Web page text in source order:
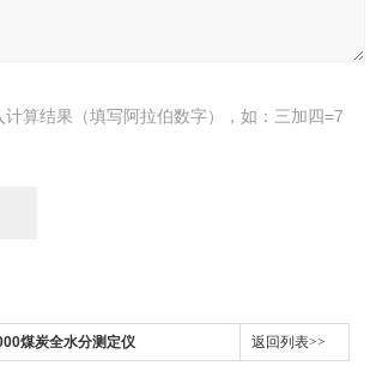
计算结果（填写阿拉伯数字），如：三加四=7
煤炭全水分测定仪 返回列表>>